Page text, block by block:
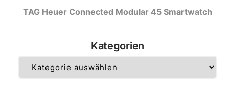
TAG Heuer Connected Modular 45 Smartwatch
Kategorien